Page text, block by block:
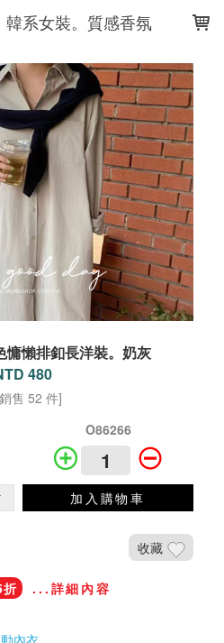
系女裝。質感香氛
慵懶排釦長洋裝。奶灰
480
售 52 件]
O86266
加入購物車
收藏
...詳細內容
內衣